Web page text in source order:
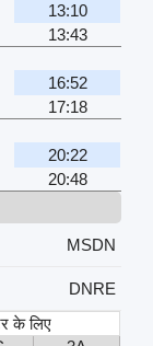
13:10
13:43
16:52
17:18
20:22
20:48
MSDN
DNRE
के लिए